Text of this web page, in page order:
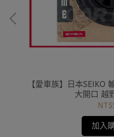
【愛車族】日本SEIKO
大開口 越
加入